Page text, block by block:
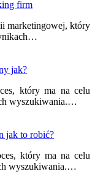
firm
marketingowej, który
jak?
który ma na celu
wyszukiwania.…
jak to robić?
który ma na celu
wyszukiwania.…